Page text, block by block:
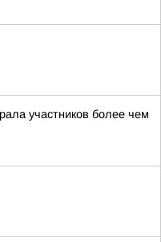
участников более чем